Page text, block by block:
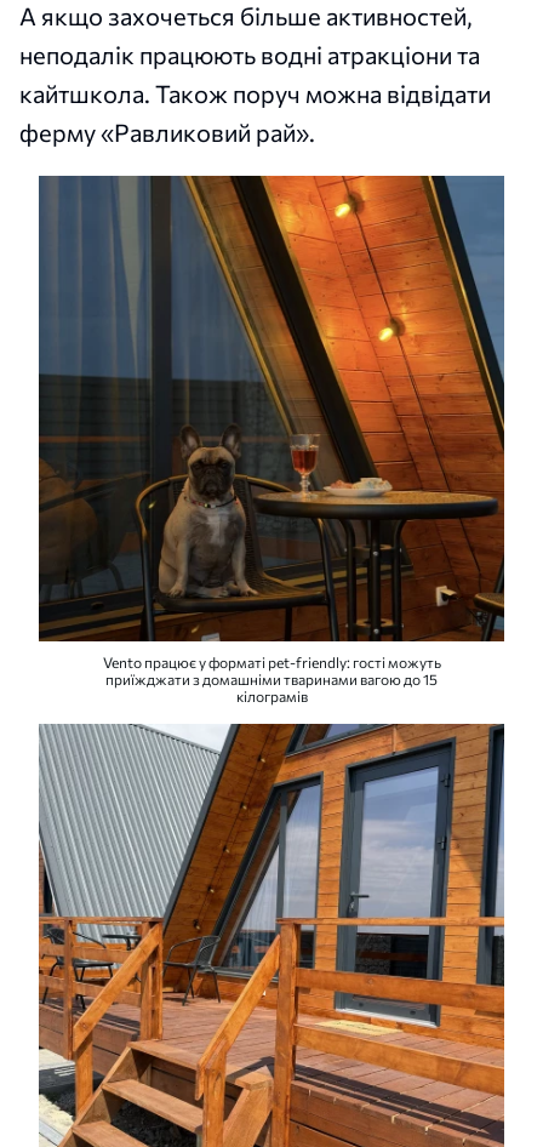
А якщо захочеться більше активностей,
неподалік працюють водні атракціони та
кайтшкола. Також поруч можна відвідати
ферму «Равликовий рай».
Vento працює у форматі pet-friendly: гості можуть
приїжджати з домашніми тваринами вагою до 15
кілограмів